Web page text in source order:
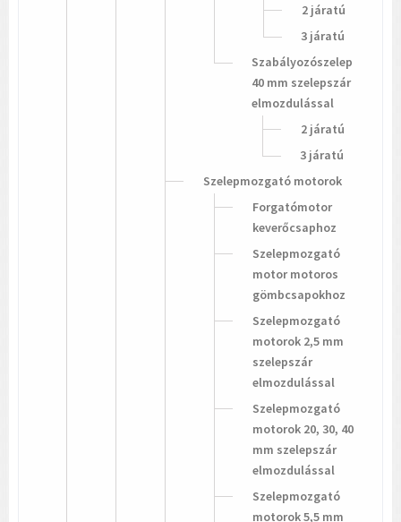
2 járatú
3 járatú
Szabályozószelep
40 mm szelepszár
elmozdulással
2 járatú
3 járatú
Szelepmozgató motorok
Forgatómotor
keverőcsaphoz
Szelepmozgató
motor motoros
gömbcsapokhoz
Szelepmozgató
motorok 2,5 mm
szelepszár
elmozdulással
Szelepmozgató
motorok 20, 30, 40
mm szelepszár
elmozdulással
Szelepmozgató
motorok 5,5 mm